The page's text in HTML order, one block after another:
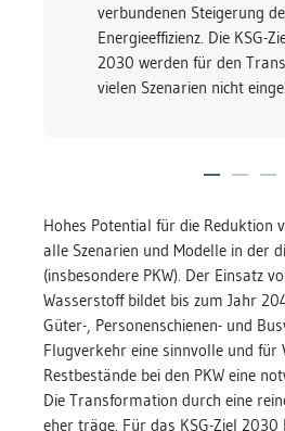
verbundenen Steigerung
Energieeffizienz. Die KSG-
2030 werden für den
vielen Szenarien nicht
Hohes Potential für die Reduktion
alle Szenarien und Modelle in der
(insbesondere PKW). Der Einsatz
Wasserstoff bildet bis zum Jahr
Güter-, Personenschienen- und
Flugverkehr eine sinnvolle und für
Restbestände bei den PKW eine
Die Transformation durch eine
eher träge. Für das KSG-Ziel